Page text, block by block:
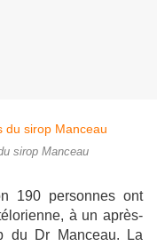
sirop Manceau
190 personnes ont
à un après-
du Dr Manceau. La